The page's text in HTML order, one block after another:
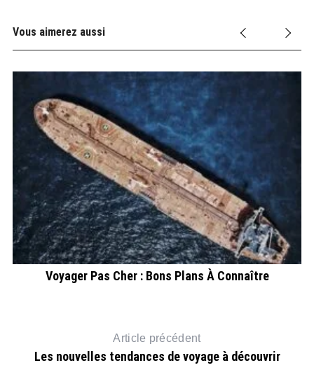
Vous aimerez aussi
Voyager Pas Cher : Bons Plans À Connaître
Article précédent
Les nouvelles tendances de voyage à découvrir